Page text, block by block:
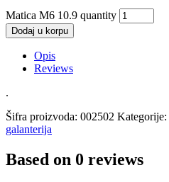
Matica M6 10.9 quantity
Dodaj u korpu
Opis
Reviews
.
Šifra proizvoda: 002502 Kategorije:
galanterija
Based on 0 reviews